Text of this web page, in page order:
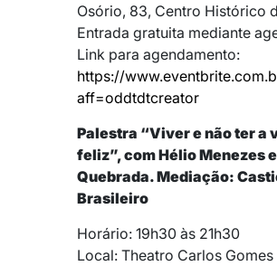
Osório, 83, Centro Histórico
Entrada gratuita mediante
Link para agendamento:
https://
aff=oddtdtcreator
Palestra “Viver e não ter a
feliz”, com Hélio Menezes
Quebrada. Mediação:
Brasileiro
Horário: 19h30 às 21h30
Local: Theatro Carlos Gomes